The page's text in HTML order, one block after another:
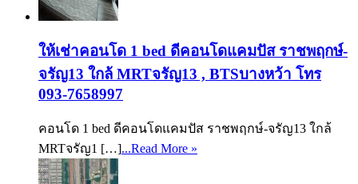
ให้เช่าคอนโด 1 bed ดีคอนโดแคมปัส ราชพฤกษ์-
จรัญ13 ใกล้ MRTจรัญ13 , BTSบางหว้า โทร
093-7658997
คอนโด 1 bed ดีคอนโดแคมปัส ราชพฤกษ์-จรัญ13 ใกล้
MRTจรัญ1 […]...Read More »